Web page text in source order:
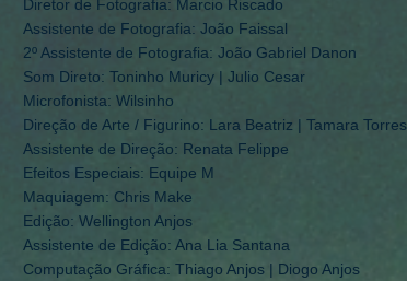
Diretor de Fotografia: Marcio Riscado
Assistente de Fotografia: João Faissal
2º Assistente de Fotografia: João Gabriel Danon
Som Direto: Toninho Muricy | Julio Cesar
Microfonista: Wilsinho
Direção de Arte / Figurino: Lara Beatriz | Tamara Torres
Assistente de Direção: Renata Felippe
Efeitos Especiais: Equipe M
Maquiagem: Chris Make
Edição: Wellington Anjos
Assistente de Edição: Ana Lia Santana
Computação Gráfica: Thiago Anjos | Diogo Anjos